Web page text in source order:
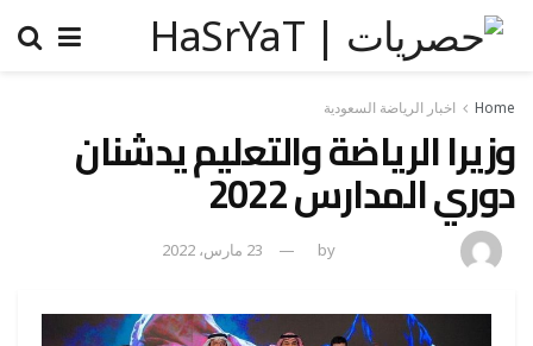
Home اخبار الرياضة السعودية
وزيرا الرياضة والتعليم يدشنان
دوري المدارس 2022
by 23 مارس، 2022